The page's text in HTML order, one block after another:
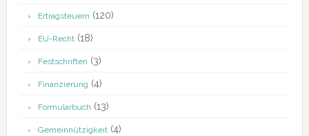
Ertragsteuern (120)
EU-Recht(18)
Festschriften (3)
Finanzierung (4)
Formularbuch (13)
Gemeinnützigkeit(4)